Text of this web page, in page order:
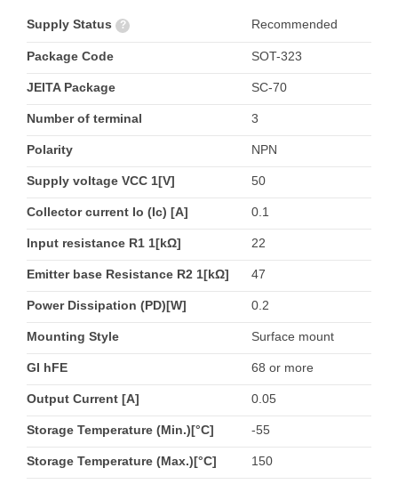
Supply Status ? Recommended
Package Code SOT-323
JEITA Package SC-70
Number of terminal 3
Polarity NPN
Supply voltage VCC 1[V] 50
Collector current Io (Ic) [A] 0.1
Input resistance R1 1[kΩ] 22
Emitter base Resistance R2 1[kΩ] 47
Power Dissipation (PD)[W] 0.2
Mounting Style Surface mount
GI hFE 68 or more
Output Current [A] 0.05
Storage Temperature (Min.)[°C] -55
Storage Temperature (Max.)[°C] 150